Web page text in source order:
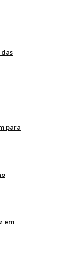
das
para
em